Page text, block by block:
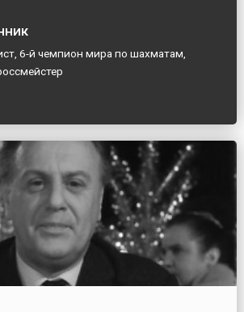
6-й чемпион мира по шахматам,